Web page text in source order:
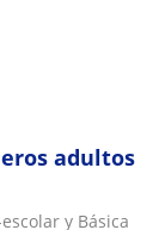
adultos
y Básica